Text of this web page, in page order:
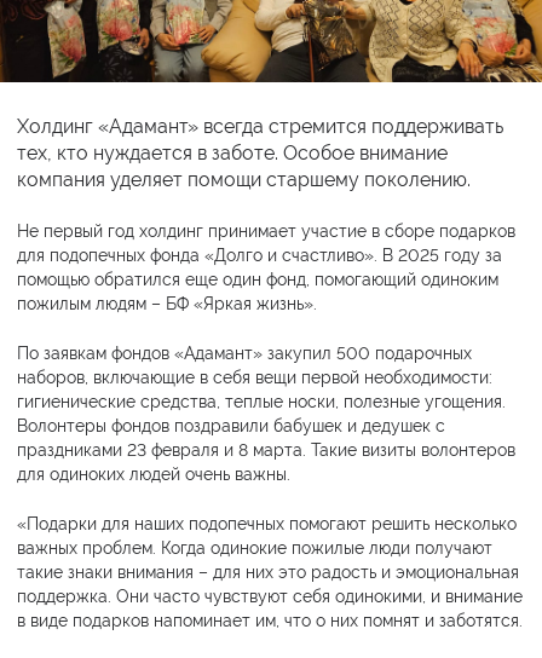
Холдинг «Адамант» всегда стремится поддерживать
тех, кто нуждается в заботе. Особое внимание
компания уделяет помощи старшему поколению.
Не первый год холдинг принимает участие в сборе подарков
для подопечных фонда «Долго и счастливо». В 2025 году за
помощью обратился еще один фонд, помогающий одиноким
пожилым людям – БФ «Яркая жизнь».
По заявкам фондов «Адамант» закупил 500 подарочных
наборов, включающие в себя вещи первой необходимости:
гигиенические средства, теплые носки, полезные угощения.
Волонтеры фондов поздравили бабушек и дедушек с
праздниками 23 февраля и 8 марта. Такие визиты волонтеров
для одиноких людей очень важны.
«Подарки для наших подопечных помогают решить несколько
важных проблем. Когда одинокие пожилые люди получают
такие знаки внимания – для них это радость и эмоциональная
поддержка. Они часто чувствуют себя одинокими, и внимание
в виде подарков напоминает им, что о них помнят и заботятся.